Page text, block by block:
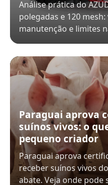
Análise prática do
polegadas e 120
manutenção e limites
Paraguai aprova
suínos vivos: o
pequeno criador
Paraguai aprova
receber suínos vivos
abate. Veja onde